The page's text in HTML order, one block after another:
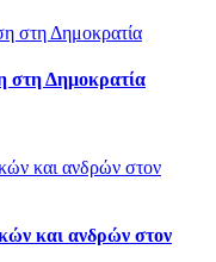
στη Δημοκρατία
και ανδρών στον